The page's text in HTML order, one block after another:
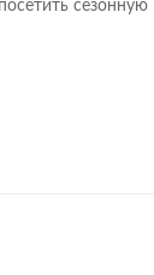
сезонную